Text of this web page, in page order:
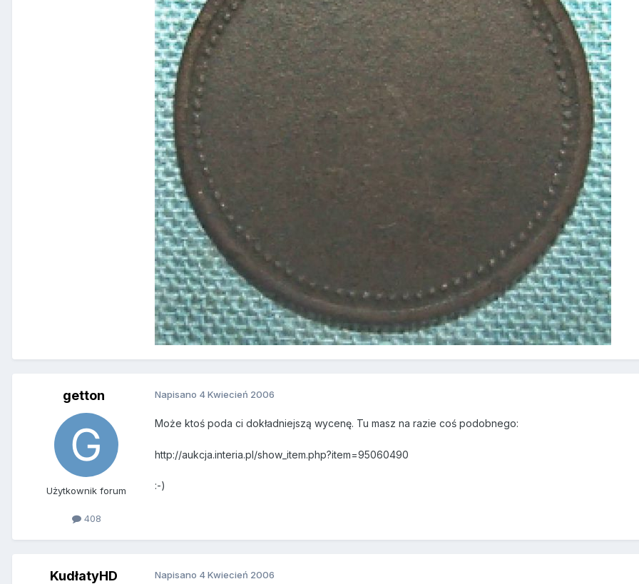
getton
Użytkownik forum
408
Napisano 4 Kwiecień 2006
Może ktoś poda ci dokładniejszą wycenę. Tu masz na razie coś podobnego:
http://aukcja.interia.pl/show_item.php?item=95060490
:-)
KudłatyHD Napisano 4 Kwiecień 2006